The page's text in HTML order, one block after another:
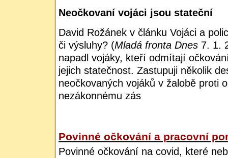
Neočkovaní vojáci jsou stateční
David Rožánek v článku Vojáci a
či výsluhy? (Mladá fronta Dnes 7. 1.
napadl vojáky, kteří odmítají
jejich statečnost. Zastupuji několik
neočkovaných vojáků v žalobě proti
nezákonnému zás
Povinné očkování a pracovní
Povinné očkování na covid, které